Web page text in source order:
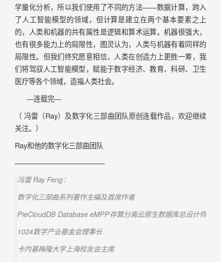
学量化分析，所以我们使用了不同的方法——数据计算，跨入
了人工智能模型的领域，但计算是建立在两个基本要素之上
的，人类和机器的共有属性是逻辑和算术运算。机器很强大，
也有很多能力上的局限性，图灵认为，人类与机器有着同样的
局限性。但我们终究愿意相信，人类在创造力上更胜一筹，我
们将驾驭人工智能模型，赋能于数字经济、教育、科研、卫生
医疗等各个领域，造福人类社会。
—连载完—
（ 冯雷（Ray）及数字化三部曲团队原创连载作品，欢迎继续
关注。）
Ray和他的数字化三部曲团队
—————————————
冯雷 Ray Feng：
数字化三部曲系列著作主编及首席作者
PieCloudDB Database eMPP存算分离云原生数据库总设计师
1024数字产业基金会理事长
卡内基梅隆大学上海校友会主席